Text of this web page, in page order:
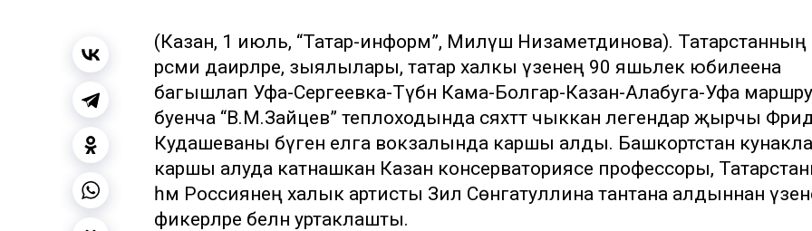
(Казан, 1 июль, “Татар-информ”, Миләүшә Низаметдинова). Татарстанның
рәсми даирәләре, зыялылары, татар халкы үзенең 90 яшьлек юбилеена
багышлап Уфа-Сергеевка-Түбән Кама-Болгар-Казан-Алабуга-Уфа
буенча “В.М.Зайцев” теплоходында сәяхәттә чыккан легендар җырчы
Кудашеваны бүген елга вокзалында каршы алды. Башкортстан
каршы алуда катнашкан Казан консерваториясе профессоры,
һәм Россиянең халык артисты Зилә Сөнгатуллина тантана алдыннан
фикерләре белән уртаклашты.